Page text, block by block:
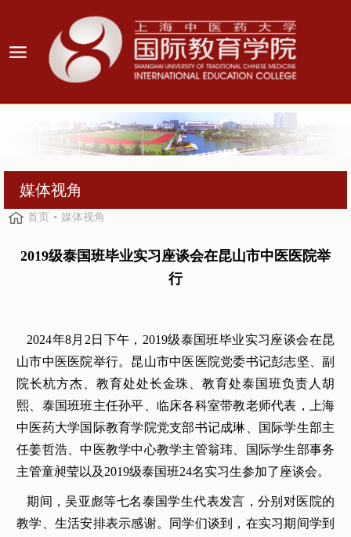
媒体视角
首页 媒体视角
2019级泰国班毕业实习座谈会在昆山市中医医院举
行
2024年8月2日下午，2019级泰国班毕业实习座谈会在昆
山市中医医院举行。昆山市中医医院党委书记彭志坚、副
院长杭方杰、教育处处长金珠、教育处泰国班负责人胡
熙、泰国班班主任孙平、临床各科室带教老师代表，上海
中医药大学国际教育学院党支部书记成琳、国际学生部主
任姜哲浩、中医教学中心教学主管翁玮、国际学生部事务
主管童昶莹以及2019级泰国班24名实习生参加了座谈会。
期间，吴亚彪等七名泰国学生代表发言，分别对医院的
教学、生活安排表示感谢。同学们谈到，在实习期间学到